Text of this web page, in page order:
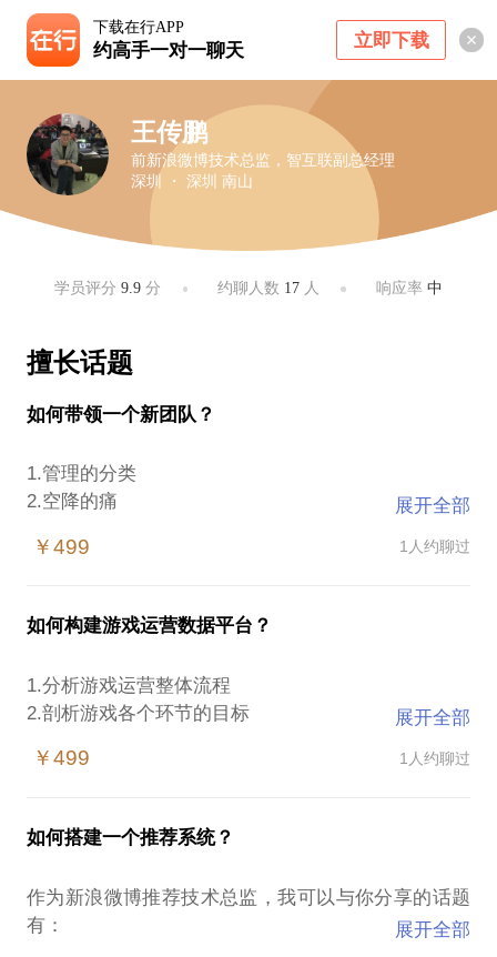
下载在行APP
约高手一对一聊天 立即下载
王传鹏
前新浪微博技术总监，智互联副总经理
深圳 ・ 深圳 南山
学员评分9.9 分 约聊人数 17人 响应率 中
擅长话题
如何带领一个新团队？
1.管理的分类
2.空降的痛
展开全部
￥499 1人约聊过
如何构建游戏运营数据平台？
1.分析游戏运营整体流程
2.剖析游戏各个环节的目标
展开全部
￥499 1人约聊过
如何搭建一个推荐系统？
作为新浪微博推荐技术总监，我可以与你分享的话题
有：
展开全部